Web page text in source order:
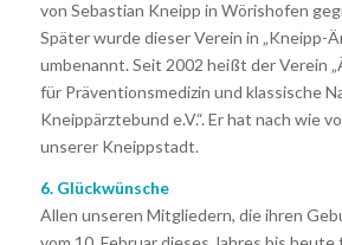
von Sebastian Kneipp in Wörishofen
Später wurde dieser Verein in „Kneipp-
umbenannt. Seit 2002 heißt der Verein
für Präventionsmedizin und klassische
Kneippärztebund e.V.“. Er hat nach wie
unserer Kneippstadt.
6. Glückwünsche
Allen unseren Mitgliedern, die ihren